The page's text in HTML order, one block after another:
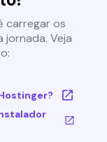
carregar os
jornada. Veja